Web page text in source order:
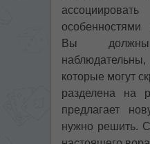
особенностями
Вы должны
которые могут
разделена на
предлагает
нужно решить.